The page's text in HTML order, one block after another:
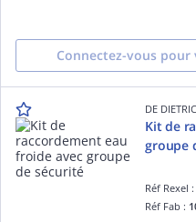
Connectez-vous
DE
Kit de
groupe
Réf Rexel :
Réf Fab :